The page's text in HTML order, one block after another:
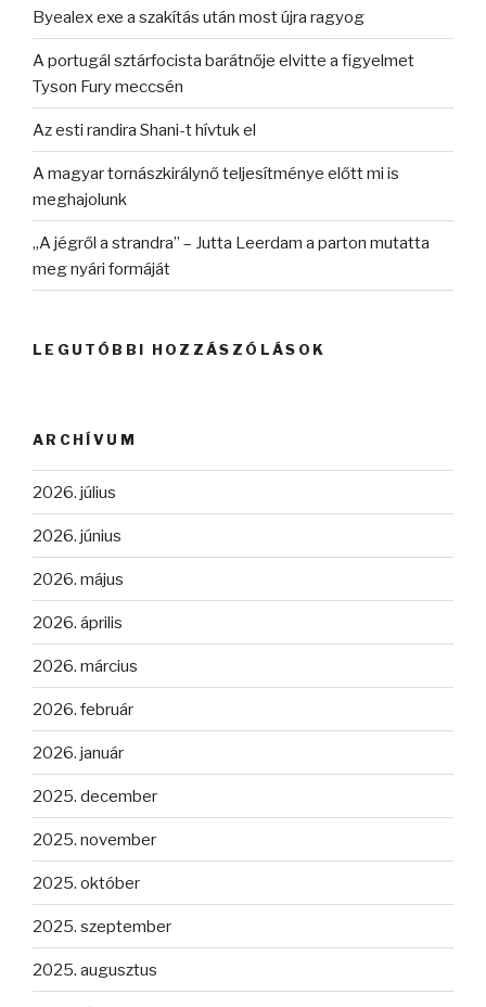
Byealex exe a szakítás után most újra ragyog
A portugál sztárfocista barátnője elvitte a figyelmet
Tyson Fury meccsén
Az esti randira Shani-t hívtuk el
A magyar tornászkirálynő teljesítménye előtt mi is
meghajolunk
„A jégről a strandra” – Jutta Leerdam a parton mutatta
meg nyári formáját
LEGUTÓBBI HOZZÁSZÓLÁSOK
ARCHÍVUM
2026. július
2026. június
2026. május
2026. április
2026. március
2026. február
2026. január
2025. december
2025. november
2025. október
2025. szeptember
2025. augusztus